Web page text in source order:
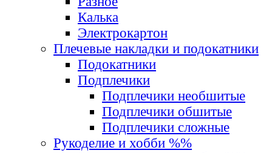
Калька
Электрокартон
Плечевые накладки и подокатники
Подокатники
Подплечики
Подплечики необшитые
Подплечики обшитые
Подплечики сложные
Рукоделие и хобби %%